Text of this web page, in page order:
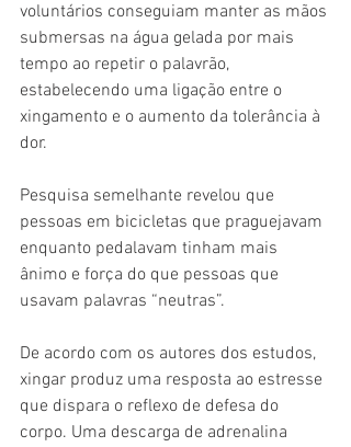
voluntários conseguiam manter as mãos
submersas na água gelada por mais
tempo ao repetir o palavrão,
estabelecendo uma ligação entre o
xingamento e o aumento da tolerância à
dor.
Pesquisa semelhante revelou que
pessoas em bicicletas que praguejavam
enquanto pedalavam tinham mais
ânimo e força do que pessoas que
usavam palavras “neutras”.
De acordo com os autores dos estudos,
xingar produz uma resposta ao estresse
que dispara o reflexo de defesa do
corpo. Uma descarga de adrenalina